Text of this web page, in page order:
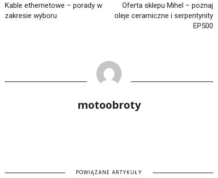
Kable ethernetowe – porady w
zakresie wyboru
Oferta sklepu Mihel – poznaj
oleje ceramiczne i serpentynity
EP500
motoobroty
POWIĄZANE ARTYKUŁY